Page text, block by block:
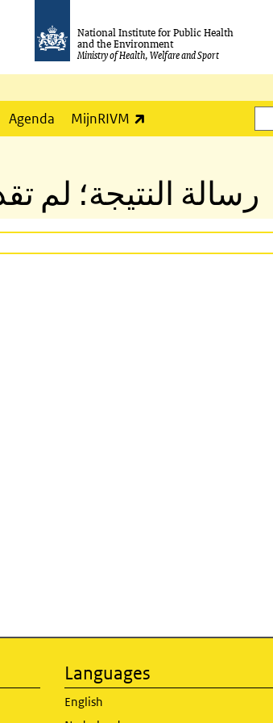
National Institute for Public Health
and the Environment
Ministry of Health, Welfare and Sport
Agenda MijnRIVM
Search
رسالة النتيجة؛ لم
Languages
English